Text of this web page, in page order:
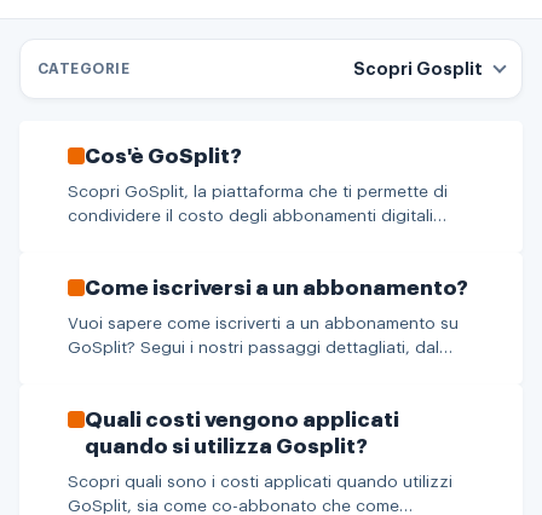
CATEGORIE Scopri Gosplit
Scopri Gosplit
Cos'è GoSplit?
Scopri GoSplit, la piattaforma che ti permette di
condividere il costo degli abbonamenti digitali
Come iscriversi a un abbonamento?
Vuoi sapere come iscriverti a un abbonamento su
GoSplit? Segui i nostri passaggi dettagliati, dal
Quali costi vengono applicati
quando si utilizza Gosplit?
Scopri quali sono i costi applicati quando utilizzi
GoSplit, sia come co-abbonato che come